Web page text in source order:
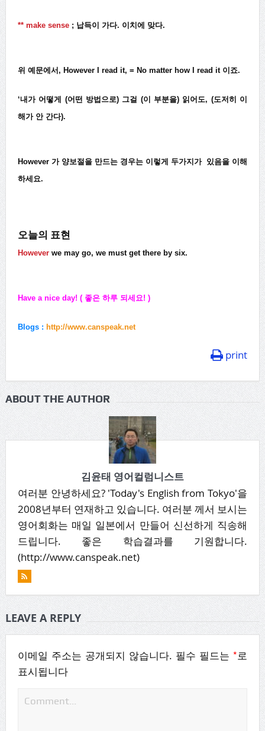
** make sense; 납득이 가다. 이치에 맞다.
위 예문에서, However I read it, = No matter how I read it 이죠.
‘내가 어떻게 (어떤 방법으로) 그걸 (이 부분을) 읽어도, (도저히 이
해가 안 간다).
However 가 양보절을 만드는 경우는 이렇게 두가지가 있음을 이해
하세요.
오늘의 표현
Howeverwe may go, we must get there by six.
Have a nice day! ( 좋은 하루 되세요! )
Blogs : http://www.canspeak.net
print
ABOUT THE AUTHOR
김윤태 영어컬럼니스트
여러분 안녕하세요? 'Today's English from Tokyo'을
2008년부터 연재하고 있습니다. 여러분 께서 보시는
영어회화는 매일 일본에서 만들어 신선하게 직송해
드립니다. 좋은 학습결과를 기원합니다.
(http://www.canspeak.net)
LEAVE A REPLY
이메일 주소는 공개되지 않습니다. 필수 필드는*로
표시됩니다